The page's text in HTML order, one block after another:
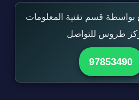
بواسطة قسم تقنية المعلومات
طروس للتواصل
97853490